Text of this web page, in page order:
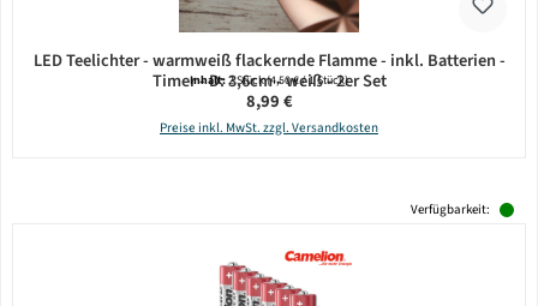
LED Teelichter - warmweiß flackernde Flamme - inkl. Batterien -
Timer - D: 3,6cm - weiß - 2er Set
Inhalt:2 Stück(4,50 € / 1 Stück)
Regulärer Preis:
8,99 €
Preise inkl. MwSt. zzgl. Versandkosten
Verfügbarkeit: